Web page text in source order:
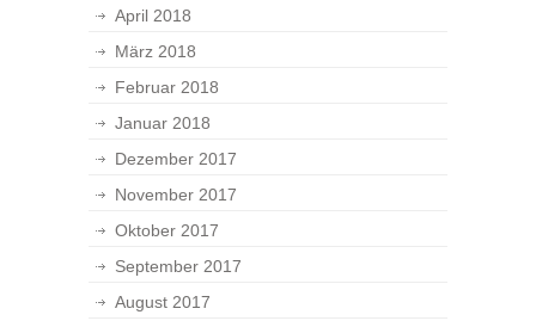
April 2018
März 2018
Februar 2018
Januar 2018
Dezember 2017
November 2017
Oktober 2017
September 2017
August 2017